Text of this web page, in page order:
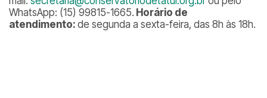
WhatsApp: (15) 99815-1665. Horário de
atendimento: de segunda a sexta-feira, das 8h às 18h.